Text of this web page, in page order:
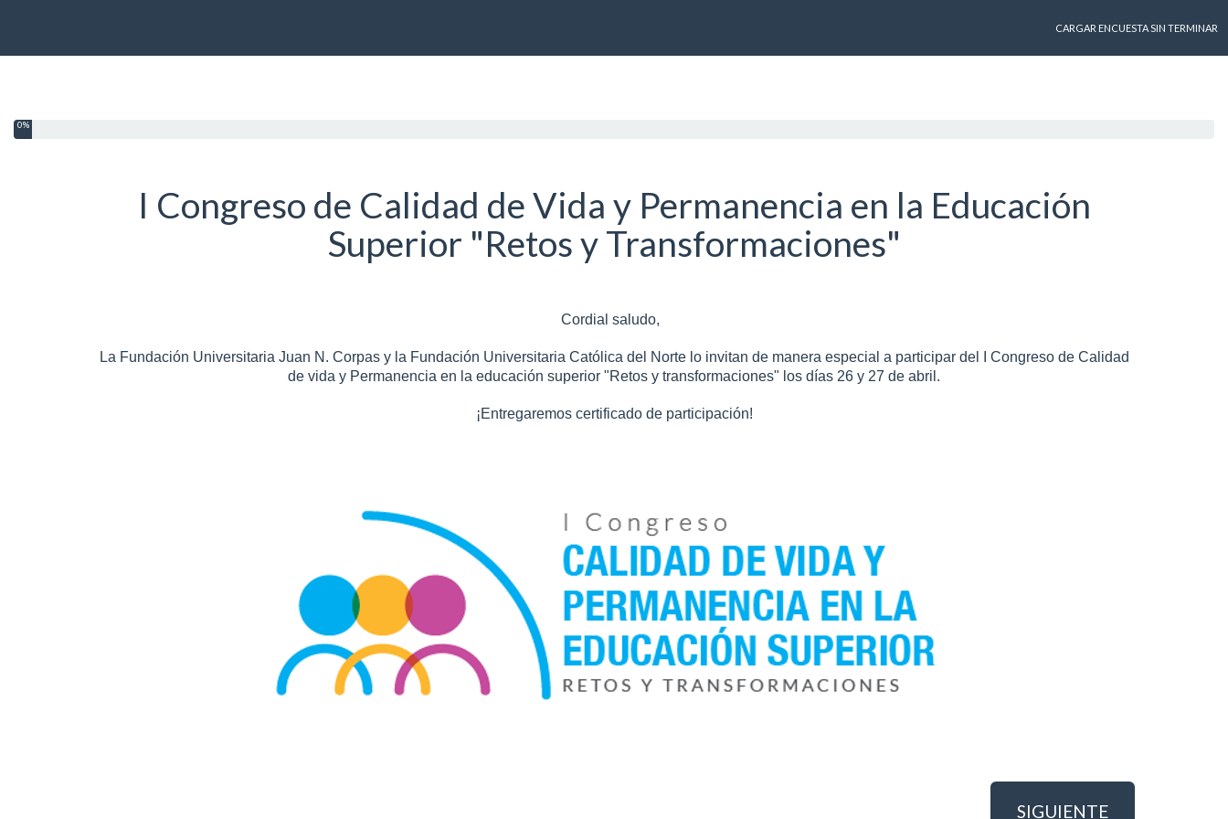
CARGAR ENCUESTA SIN TERMINAR
0%
I Congreso de Calidad de Vida y Permanencia en la Educación
Superior "Retos y Transformaciones"
Cordial saludo,
La Fundación Universitaria Juan N. Corpas y la Fundación Universitaria Católica del Norte lo invitan de manera especial a participar del I Congreso de Calidad
de vida y Permanencia en la educación superior "Retos y transformaciones" los días 26 y 27 de abril.
¡Entregaremos certificado de participación!
SIGUIENTE